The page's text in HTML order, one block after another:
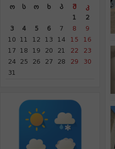
Ო Ს Ო Ხ Პ Შ
Კ
1
2
3
4 5 6 7 8
9
10
11 12 13 14 15
16
17
18 19 20 21 22
23
24
25 26 27 28 29
30
31